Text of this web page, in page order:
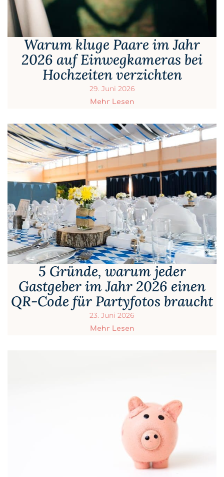
Warum kluge Paare im Jahr
2026 auf Einwegkameras bei
Hochzeiten verzichten
29. Juni 2026
Mehr Lesen
5 Gründe, warum jeder
Gastgeber im Jahr 2026 einen
QR-Code für Partyfotos braucht
23. Juni 2026
Mehr Lesen